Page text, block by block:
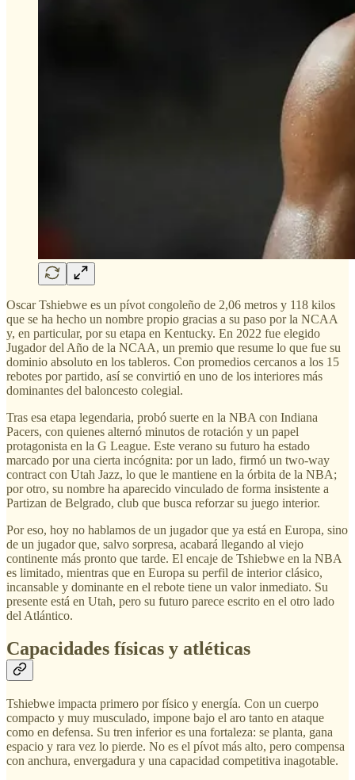
Oscar Tshiebwe es un pívot congoleño de 2,06 metros y 118 kilos
que se ha hecho un nombre propio gracias a su paso por la NCAA
y, en particular, por su etapa en Kentucky. En 2022 fue elegido
Jugador del Año de la NCAA, un premio que resume lo que fue su
dominio absoluto en los tableros. Con promedios cercanos a los 15
rebotes por partido, así se convirtió en uno de los interiores más
dominantes del baloncesto colegial.
Tras esa etapa legendaria, probó suerte en la NBA con Indiana
Pacers, con quienes alternó minutos de rotación y un papel
protagonista en la G League. Este verano su futuro ha estado
marcado por una cierta incógnita: por un lado, firmó un two-way
contract con Utah Jazz, lo que le mantiene en la órbita de la NBA;
por otro, su nombre ha aparecido vinculado de forma insistente a
Partizan de Belgrado, club que busca reforzar su juego interior.
Por eso, hoy no hablamos de un jugador que ya está en Europa, sino
de un jugador que, salvo sorpresa, acabará llegando al viejo
continente más pronto que tarde. El encaje de Tshiebwe en la NBA
es limitado, mientras que en Europa su perfil de interior clásico,
incansable y dominante en el rebote tiene un valor inmediato. Su
presente está en Utah, pero su futuro parece escrito en el otro lado
del Atlántico.
Capacidades físicas y atléticas
Tshiebwe impacta primero por físico y energía. Con un cuerpo
compacto y muy musculado, impone bajo el aro tanto en ataque
como en defensa. Su tren inferior es una fortaleza: se planta, gana
espacio y rara vez lo pierde. No es el pívot más alto, pero compensa
con anchura, envergadura y una capacidad competitiva inagotable.